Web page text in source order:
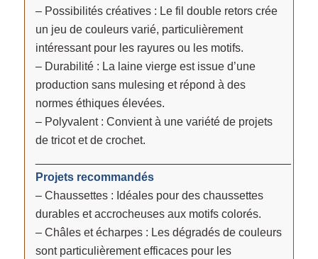
– Possibilités créatives : Le fil double retors crée
un jeu de couleurs varié, particulièrement
intéressant pour les rayures ou les motifs.
– Durabilité : La laine vierge est issue d’une
production sans mulesing et répond à des
normes éthiques élevées.
– Polyvalent : Convient à une variété de projets
de tricot et de crochet.
Projets recommandés
– Chaussettes : Idéales pour des chaussettes
durables et accrocheuses aux motifs colorés.
– Châles et écharpes : Les dégradés de couleurs
sont particulièrement efficaces pour les